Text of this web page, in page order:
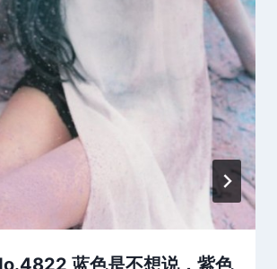
蓝色是不想说，紫色